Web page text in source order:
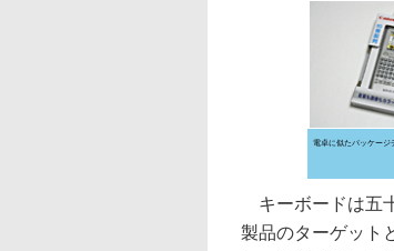
電卓に似たパッケージ
キーボードは五
製品のターゲット